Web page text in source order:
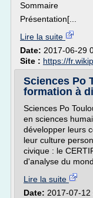
Sommaire
Présentation[...
Lire la suite
Date: 2017-06-29
Site : https://
Sciences Po
formation à
Sciences Po
en sciences
développer leurs
leur culture
civique : le
d'analyse du
Lire la suite
Date: 2017-07-12